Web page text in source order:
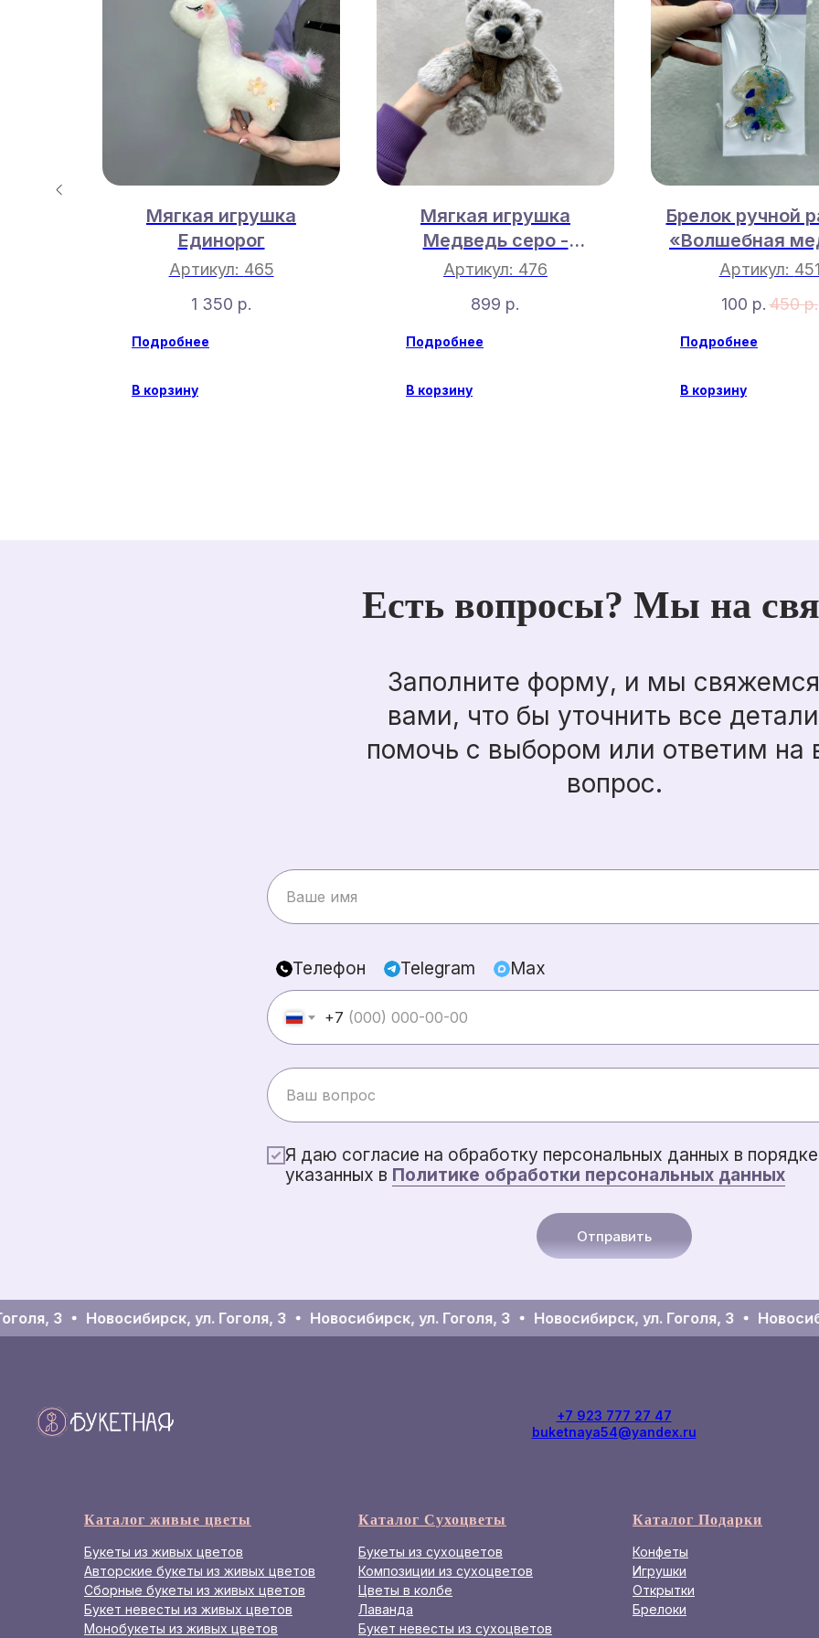
Мягкая игрушка
Единорог
Артикул: 465
1 350 р.
Подробнее
В корзину
Мягкая игрушка
Медведь серо -
коричневый 17 см
Артикул: 476
899 р.
Подробнее
В корзину
Брелок ручной
«Волшебная
Артикул: 451
100 р. 450 р.
Подробнее
В корзину
Есть вопросы? Мы на
Заполните форму, и мы
вами, что бы уточнить все
помочь с выбором или ответим на
вопрос.
Телефон Telegram Max
+7
Я даю согласие на обработку персональных данных в
указанных в Политике обработки персональных данных
Отправить
3 Новосибирск, ул. Гоголя, 3 Новосибирск, ул. Гоголя, 3 Новосибирск, ул. Гоголя, 3
+7 923 777 27 47
buketnaya54@yandex.ru
Каталог живые цветы
Букеты из живых цветов
Авторские букеты из живых цветов
Сборные букеты из живых цветов
Букет невесты из живых цветов
Монобукеты из живых цветов
Каталог Сухоцветы
Букеты из сухоцветов
Композиции из сухоцветов
Цветы в колбе
Лаванда
Букет невесты из сухоцветов
Каталог Подарки
Конфеты
Игрушки
Открытки
Брелоки